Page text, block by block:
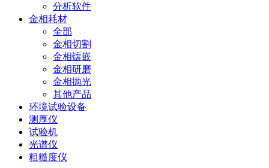
分析软件
金相耗材
全部
金相切割
金相镶嵌
金相研磨
金相抛光
其他产品
环境试验设备
测厚仪
试验机
光谱仪
粗糙度仪